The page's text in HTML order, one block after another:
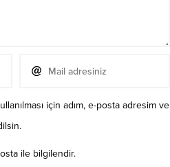
için adım, e-posta adresim ve
ile bilgilendir.